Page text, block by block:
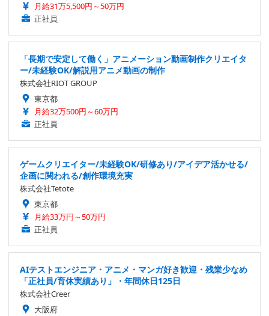
月給31万5,500円～50万円
正社員
「長期で安定して働く」アニメーション動画制作クリエイタ
ー/未経験OK/解説用アニメ動画の制作
株式会社RIOT GROUP
東京都
月給32万500円～60万円
正社員
ゲームクリエイター/未経験OK/研修あり/アイデア活かせる/
企画に関われる/創作環境充実
株式会社Tetote
東京都
月給33万円～50万円
正社員
AIテストエンジニア・アニメ・マンガ好き歓迎・残業少なめ
「正社員/育休実績あり」・年間休日125日
株式会社Creer
大阪府